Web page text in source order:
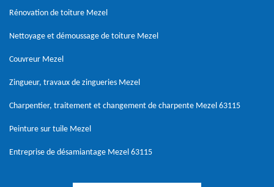
Rénovation de toiture Mezel
Nettoyage et démoussage de toiture Mezel
Couvreur Mezel
Zingueur, travaux de zingueries Mezel
Charpentier, traitement et changement de charpente Mezel 63115
Peinture sur tuile Mezel
Entreprise de désamiantage Mezel 63115